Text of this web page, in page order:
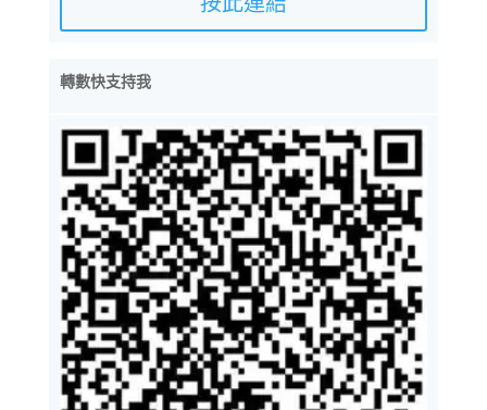
按此連結
轉數快支持我